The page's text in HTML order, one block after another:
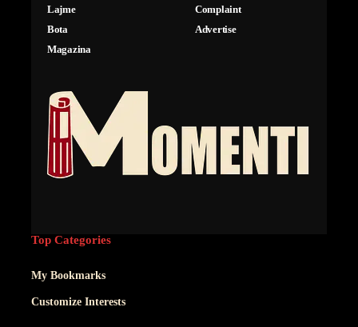
Lajme
Bota
Magazina
Complaint
Advertise
Top Categories
My Bookmarks
Customize Interests